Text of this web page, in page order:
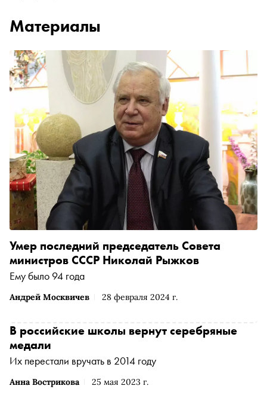
Материалы
Андрей Москвичев 28 февраля 2024 г.
Умер последний председатель Совета
министров СССР Николай Рыжков
Ему было 94 года
Анна Вострикова 25 мая 2023 г.
В российские школы вернут серебряные
медали
Их перестали вручать в 2014 году